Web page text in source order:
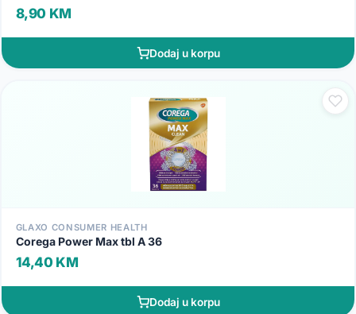
8,90 KM
Dodaj u korpu
GLAXO CONSUMER HEALTH
Corega Power Max tbl A 36
14,40 KM
Dodaj u korpu